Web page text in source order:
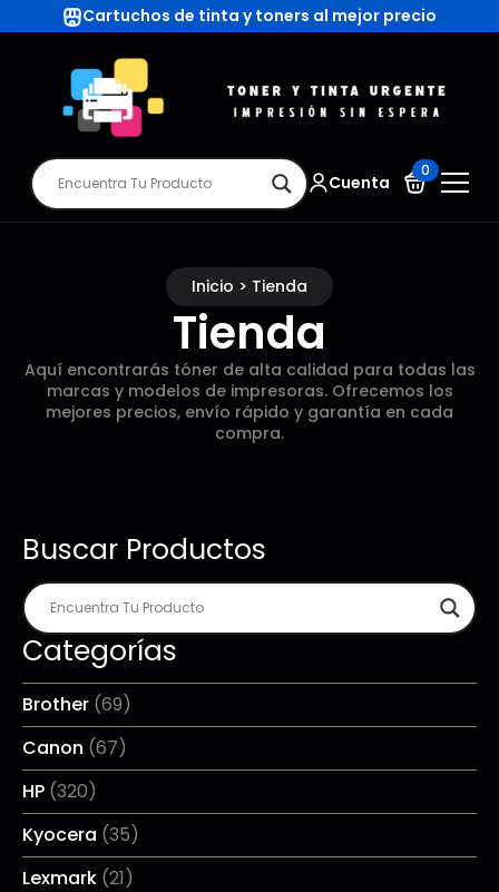
Cartuchos de tinta y toners al mejor precio
Cuenta
0
Inicio > Tienda
Tienda
Aquí encontrarás tóner de alta calidad para todas las
marcas y modelos de impresoras. Ofrecemos los
mejores precios, envío rápido y garantía en cada
compra.
Buscar Productos
Categorías
Brother (69)
Canon (67)
HP (320)
Kyocera (35)
Lexmark (21)